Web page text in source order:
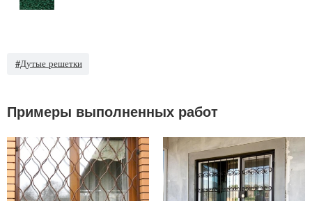
#Дутые решетки
Примеры выполненных работ